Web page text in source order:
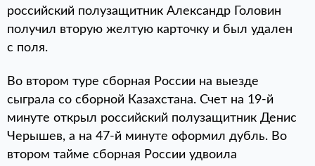
российский полузащитник Александр Головин
получил вторую желтую карточку и был удален
с поля.
Во втором туре сборная России на выезде
сыграла со сборной Казахстана. Счет на 19-й
минуте открыл российский полузащитник Денис
Черышев, а на 47-й минуте оформил дубль. Во
втором тайме сборная России удвоила